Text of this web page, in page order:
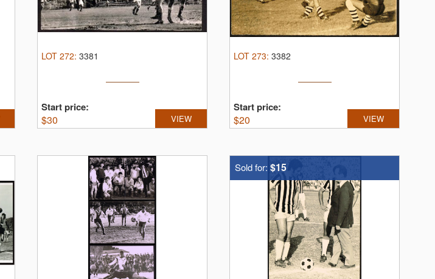
LOT 272: 3381
Start price:
$30 VIEW
LOT 273: 3382
Start price:
$20 VIEW
Sold for: $15